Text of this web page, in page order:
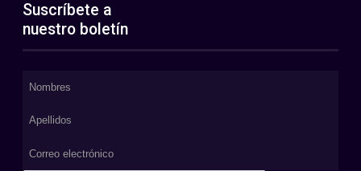
Suscríbete a
nuestro boletín